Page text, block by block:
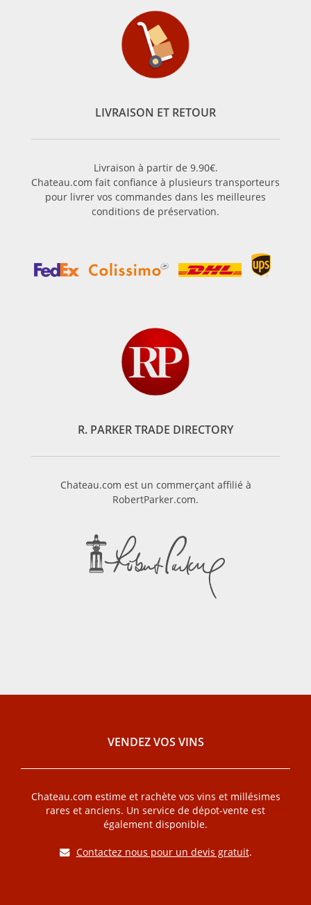
LIVRAISON ET RETOUR
Livraison à partir de 9.90€.
Chateau.com fait confiance à plusieurs transporteurs
pour livrer vos commandes dans les meilleures
conditions de préservation.
R. PARKER TRADE DIRECTORY
Chateau.com est un commerçant affilié à
RobertParker.com.
VENDEZ VOS VINS
Chateau.com estime et rachète vos vins et millésimes
rares et anciens. Un service de dépot-vente est
également disponible.
Contactez nous pour un devis gratuit.